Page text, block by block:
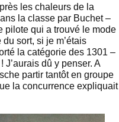
les chaleurs de la
la classe par Buchet –
pilote qui a trouvé le mode
sort, si je m’étais
la catégorie des 1301 –
dû y penser. A
partir tantôt en groupe
la concurrence expliquait